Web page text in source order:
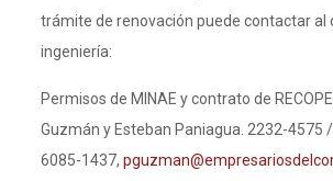
trámite de renovación puede contactar al
ingeniería:
Permisos de MINAE y contrato de
Guzmán y Esteban Paniagua. 2232-4575
6085-1437,